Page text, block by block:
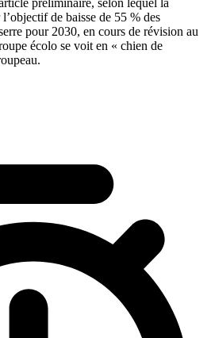
l’objectif de baisse de 55 % des
pour 2030, en cours de révision au
écolo se voit en « chien de